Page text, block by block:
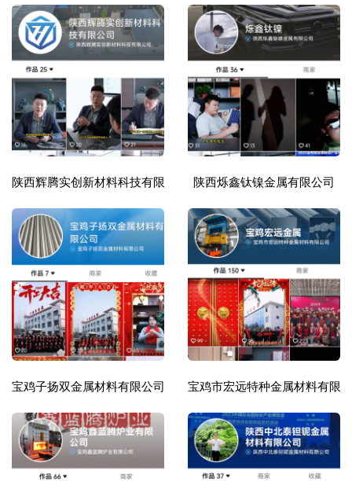
陕西辉腾实创新材料科技有限公司 陕西烁鑫钛镍金属有限公司
宝鸡子扬双金属材料有限公司 宝鸡市宏远特种金属材料有限